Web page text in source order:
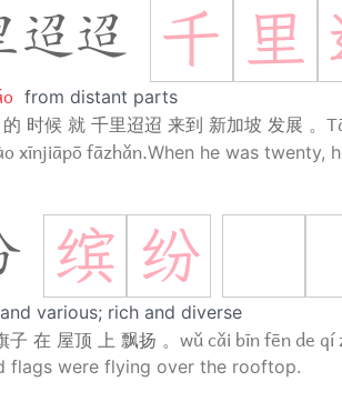
迢迢 千 里
from distant parts
时候 就 千里迢迢 来到 新加坡 发展 。
xīnjiāpō fāzhǎn.When he was twenty,
缤 纷
various; rich and diverse
在 屋顶 上 飘扬 。 wǔ cǎi bīn fēn de qí
flags were flying over the rooftop.